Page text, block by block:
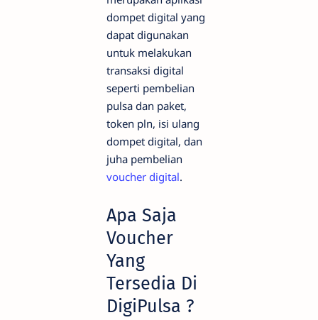
dompet digital yang
dapat digunakan
untuk melakukan
transaksi digital
seperti pembelian
pulsa dan paket,
token pln, isi ulang
dompet digital, dan
juha pembelian
voucher digital.
Apa Saja
Voucher
Yang
Tersedia Di
DigiPulsa ?